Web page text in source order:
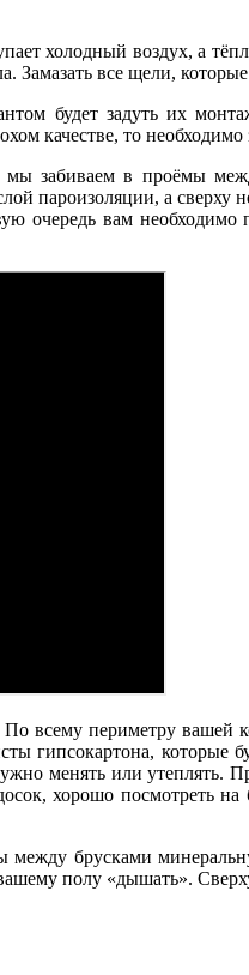
холодный воздух, а
Замазать все щели,
будет задуть их
качестве, то
мы забиваем в проёмы
пароизоляции, а
вам необходимо
всему периметру
гипсокартона,
менять или
хорошо посмотреть
брусками
полу «дышать».